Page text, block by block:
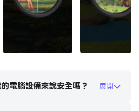
，您必須發現並射殺獅子和狼。你能
鹿獵人嗎？
，每種武器都會帶來新的挑戰。
電腦設備來說安全嗎？ 展開